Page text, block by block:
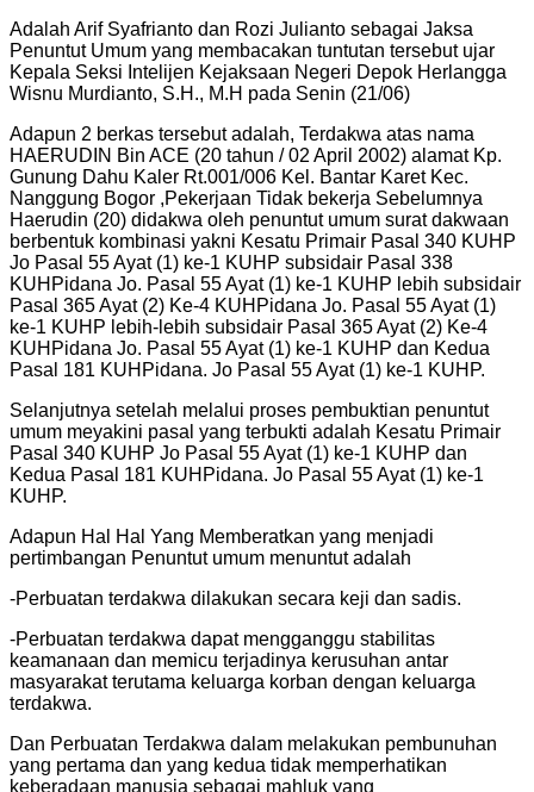
Adalah Arif Syafrianto dan Rozi Julianto sebagai Jaksa
Penuntut Umum yang membacakan tuntutan tersebut ujar
Kepala Seksi Intelijen Kejaksaan Negeri Depok Herlangga
Wisnu Murdianto, S.H., M.H pada Senin (21/06)
Adapun 2 berkas tersebut adalah, Terdakwa atas nama
HAERUDIN Bin ACE (20 tahun / 02 April 2002) alamat Kp.
Gunung Dahu Kaler Rt.001/006 Kel. Bantar Karet Kec.
Nanggung Bogor ,Pekerjaan Tidak bekerja Sebelumnya
Haerudin (20) didakwa oleh penuntut umum surat dakwaan
berbentuk kombinasi yakni Kesatu Primair Pasal 340 KUHP
Jo Pasal 55 Ayat (1) ke-1 KUHP subsidair Pasal 338
KUHPidana Jo. Pasal 55 Ayat (1) ke-1 KUHP lebih subsidair
Pasal 365 Ayat (2) Ke-4 KUHPidana Jo. Pasal 55 Ayat (1)
ke-1 KUHP lebih-lebih subsidair Pasal 365 Ayat (2) Ke-4
KUHPidana Jo. Pasal 55 Ayat (1) ke-1 KUHP dan Kedua
Pasal 181 KUHPidana. Jo Pasal 55 Ayat (1) ke-1 KUHP.
Selanjutnya setelah melalui proses pembuktian penuntut
umum meyakini pasal yang terbukti adalah Kesatu Primair
Pasal 340 KUHP Jo Pasal 55 Ayat (1) ke-1 KUHP dan
Kedua Pasal 181 KUHPidana. Jo Pasal 55 Ayat (1) ke-1
KUHP.
Adapun Hal Hal Yang Memberatkan yang menjadi
pertimbangan Penuntut umum menuntut adalah
-Perbuatan terdakwa dilakukan secara keji dan sadis.
-Perbuatan terdakwa dapat mengganggu stabilitas
keamanaan dan memicu terjadinya kerusuhan antar
masyarakat terutama keluarga korban dengan keluarga
terdakwa.
Dan Perbuatan Terdakwa dalam melakukan pembunuhan
yang pertama dan yang kedua tidak memperhatikan
keberadaan manusia sebagai mahluk yang